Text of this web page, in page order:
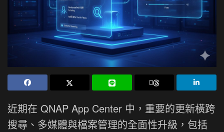
近期在 QNAP App Center 中，重要的更新橫跨
搜尋、多媒體與檔案管理的全面性升級，包括